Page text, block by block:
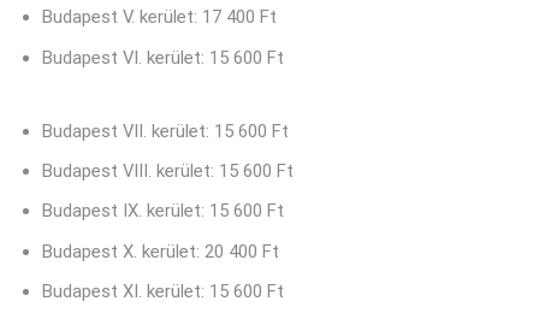
Budapest V. kerület: 17 400 Ft
Budapest VI. kerület: 15 600 Ft
Budapest VII. kerület: 15 600 Ft
Budapest VIII. kerület: 15 600 Ft
Budapest IX. kerület: 15 600 Ft
Budapest X. kerület: 20 400 Ft
Budapest XI. kerület: 15 600 Ft